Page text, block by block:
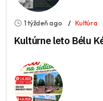
1 týždeň ago Kultúra
Kultúrne leto Bélu